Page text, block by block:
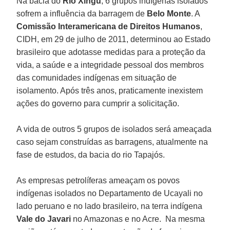
sofrem a influência da barragem de Belo Monte. A
Comissão Interamericana de Direitos Humanos,
CIDH, em 29 de julho de 2011, determinou ao Estado
brasileiro que adotasse medidas para a proteção da
vida, a saúde e a integridade pessoal dos membros
das comunidades indígenas em situação de
isolamento. Após três anos, praticamente inexistem
ações do governo para cumprir a solicitação.
A vida de outros 5 grupos de isolados será ameaçada
caso sejam construídas as barragens, atualmente na
fase de estudos, da bacia do rio Tapajós.
As empresas petrolíferas ameaçam os povos
indígenas isolados no Departamento de Ucayali no
lado peruano e no lado brasileiro, na terra indígena
Vale do Javari no Amazonas e no Acre. Na mesma